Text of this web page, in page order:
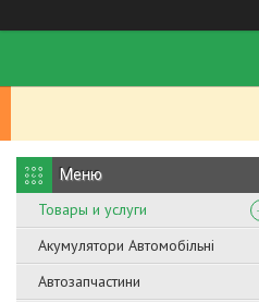
Товары и услуги
Акумулятори Автомобільні
Автозапчастини